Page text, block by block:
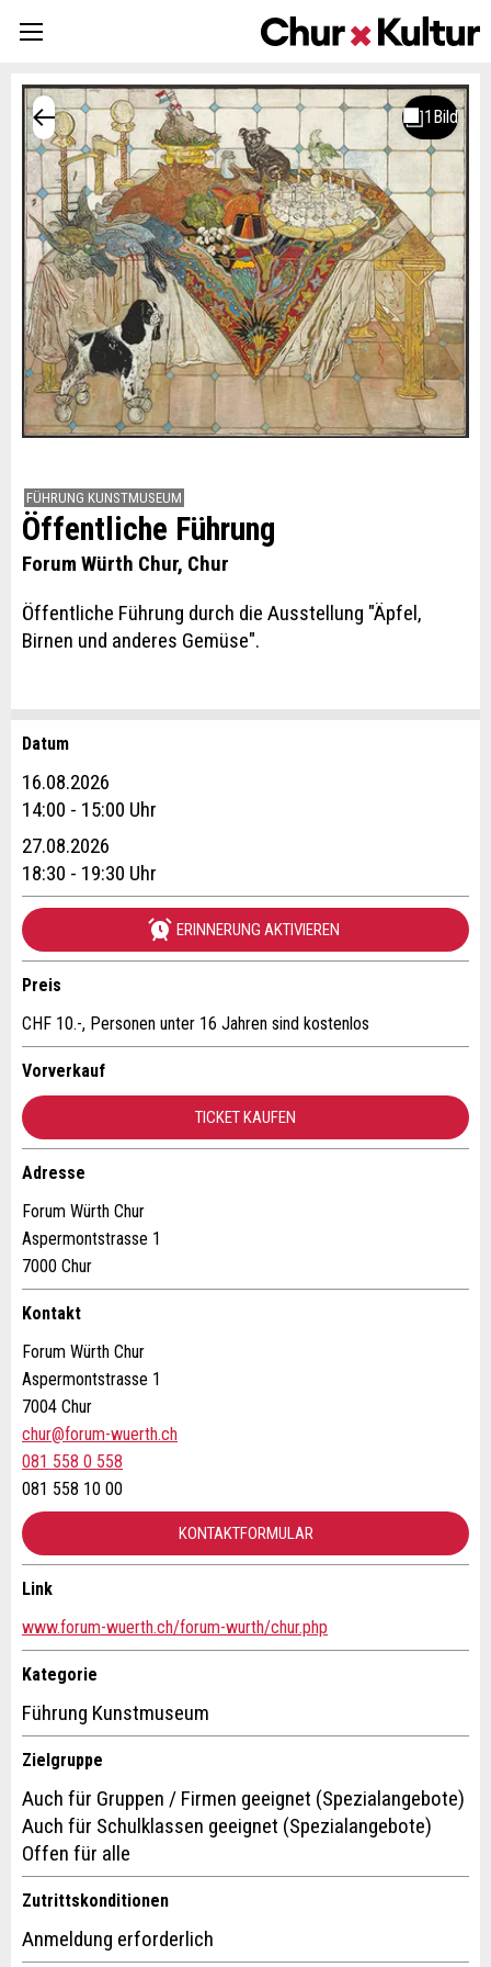
FÜHRUNG KUNSTMUSEUM
Öffentliche Führung
Forum Würth Chur, Chur
Öffentliche Führung durch die Ausstellung "Äpfel,
Birnen und anderes Gemüse".
Anzeige beanstanden
Ihr Feedback wird sehr geschätzt!
Allgemeines Feedback
Anzeige nicht mehr gültig
Anzeige unvollständig
Nachricht
* Eingabe erforderlich
Zur Qualitätssicherung wird eine Kopie der E-Mail an
guidle übermittelt.
NACHRICHT SENDEN
Anzeige weiterempfehlen
Empfehlen Sie diese Anzeige an Freunde weiter.
* Eingabe erforderlich
ANZEIGE WEITEREMPFEHLEN
Schliessen
Reservation
Veranstaltungsdatum *:
Anzahl der Teilnehmer *:
Vorname / Nachname *:
Firma / Organisation:
Adresszusatz:
Strasse und Nr. *:
PLZ / Ort *:
E-Mail *:
Telefon *:
Nachricht:
* Pflichtfeld
Information: Zur Qualitätssicherung wird eine Kopie der
This site is protected by reCAPTCHA and the GooglePrivacy
Policyand
SCHLIESSEN
Datum
16.08.2026
14:00 - 15:00 Uhr
27.08.2026
18:30 - 19:30 Uhr
ERINNERUNG AKTIVIEREN
Preis
CHF 10.-, Personen unter 16 Jahren sind kostenlos
Vorverkauf
TICKET KAUFEN
Adresse
Forum Würth Chur
Aspermontstrasse 1
7000 Chur
Kontakt
Forum Würth Chur
Aspermontstrasse 1
7004 Chur
chur@forum-wuerth.ch
081 558 0 558
081 558 10 00
KONTAKTFORMULAR
Kontakt
Verfassen Sie eine Nachricht für die Kontaktpersonen dieser
Adresse
Link
www.forum-wuerth.ch/forum-wurth/chur.php
Kategorie
Führung Kunstmuseum
Zielgruppe
Auch für Gruppen / Firmen geeignet (Spezialangebote)
Auch für Schulklassen geeignet (Spezialangebote)
Offen für alle
Zutrittskonditionen
Anmeldung erforderlich